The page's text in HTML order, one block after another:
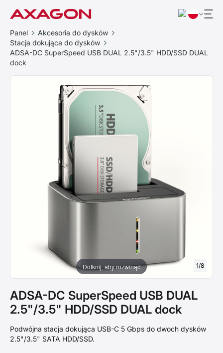
Panel
Akcesoria do dysków
Stacja dokująca do dysków
ADSA-DC SuperSpeed USB DUAL 2.5"/3.5" HDD/SSD DUAL
dock
Dotknij, aby rozwinąć 1/8
ADSA-DC SuperSpeed USB DUAL
2.5"/3.5" HDD/SSD DUAL dock
Podwójna stacja dokująca USB-C 5 Gbps do dwoch dysków
2.5"/3.5" SATA HDD/SSD.